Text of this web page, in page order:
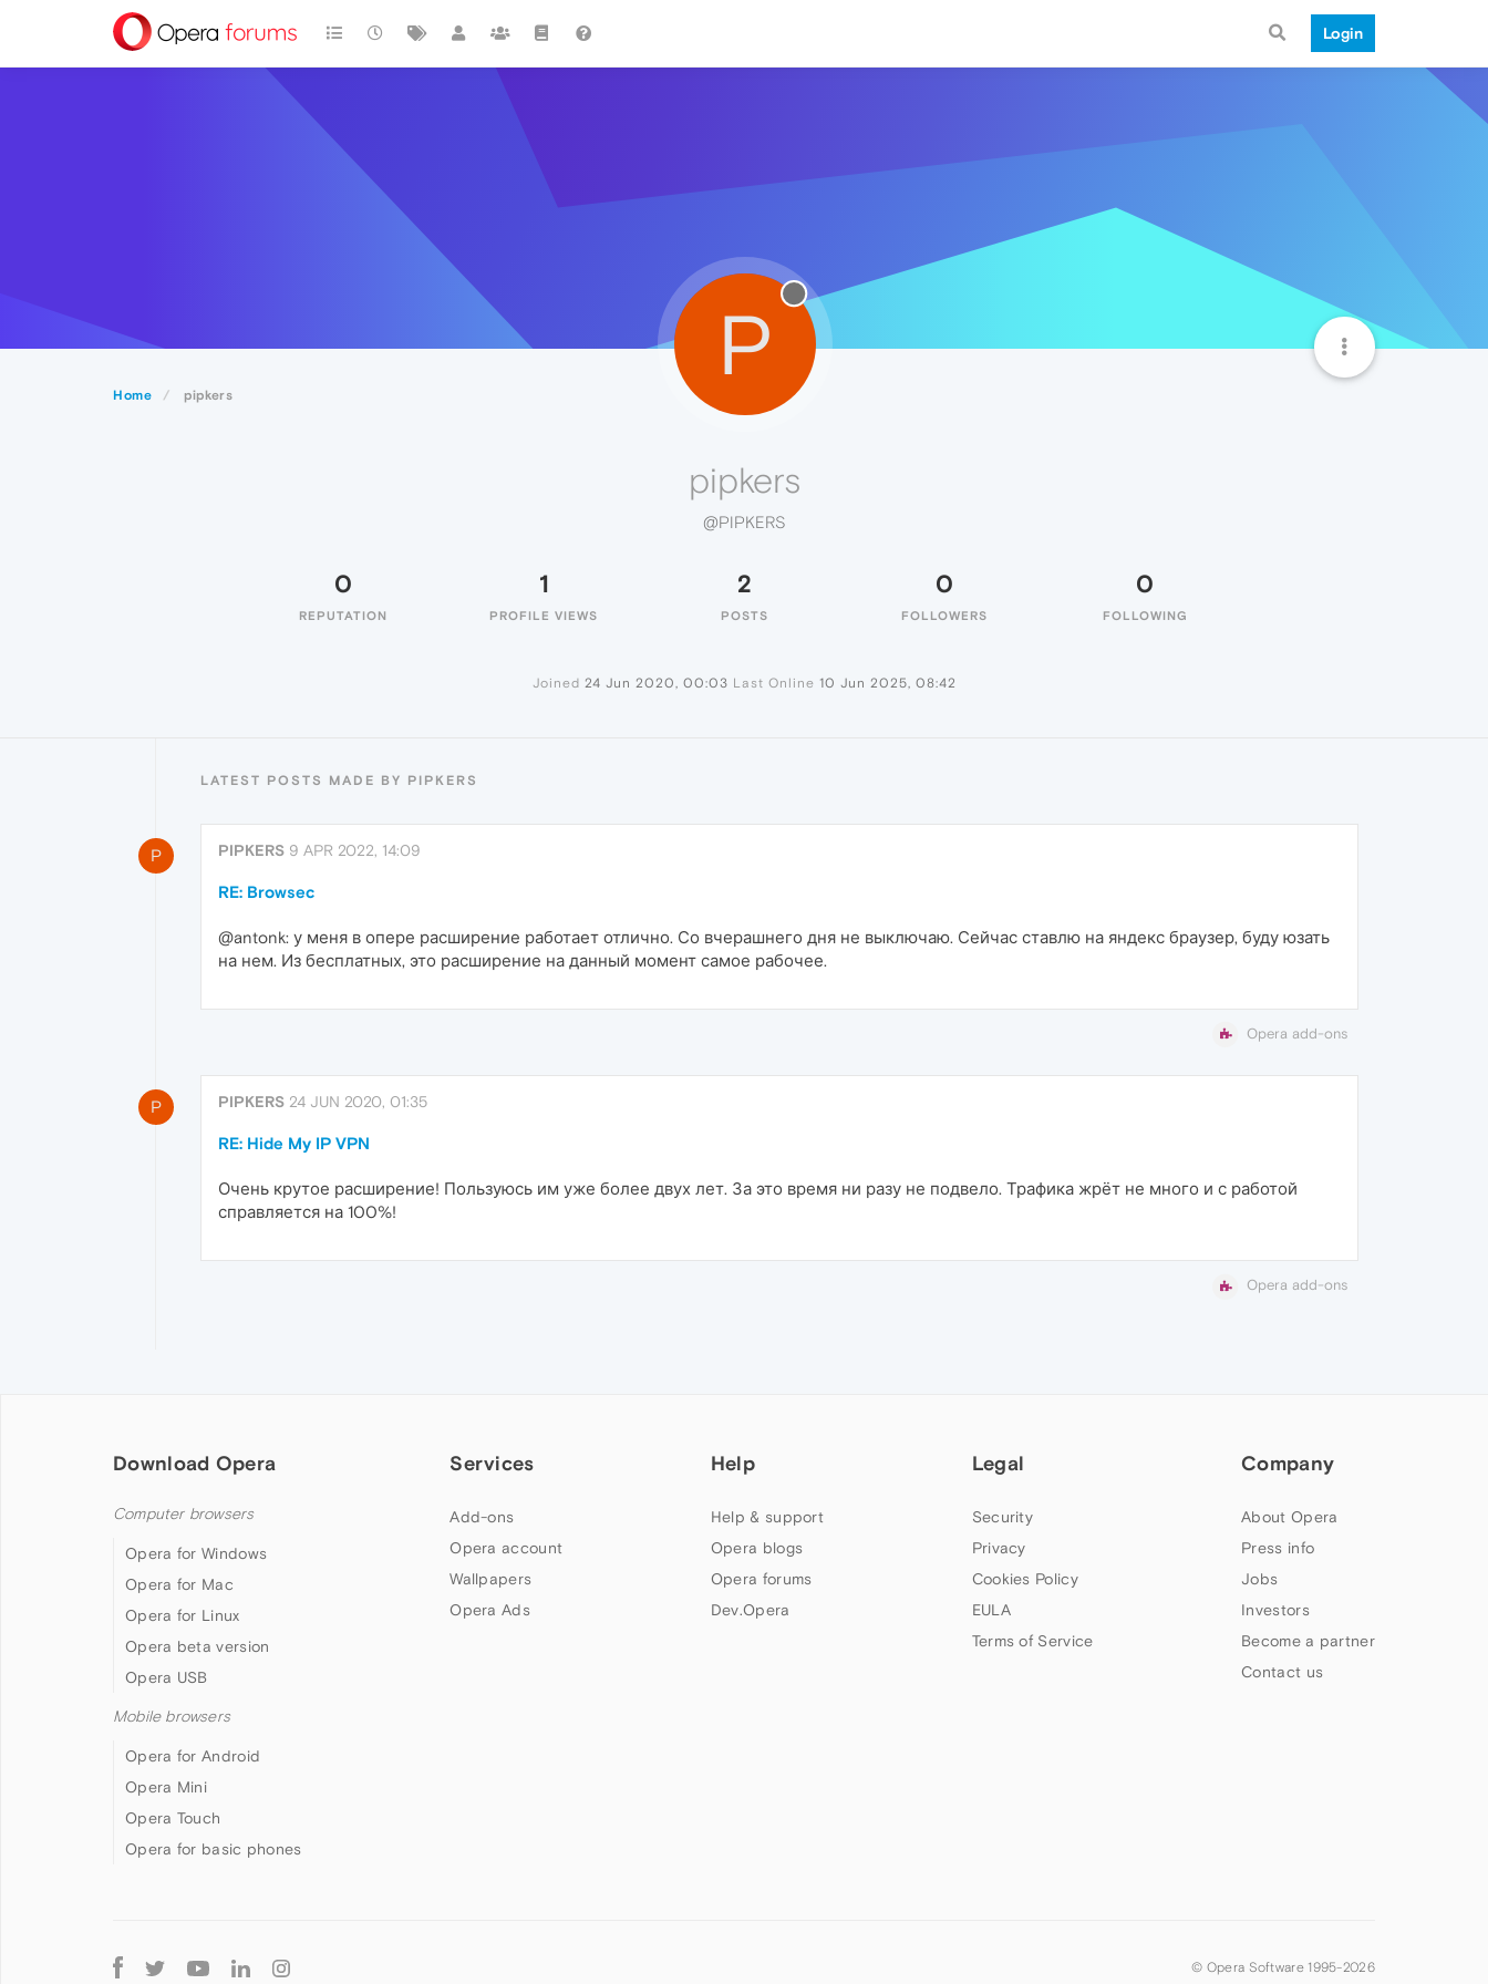
Login
Home pipkers
P
pipkers
@PIPKERS
0
REPUTATION
1
PROFILE VIEWS
2
POSTS
0
FOLLOWERS
0
FOLLOWING
Joined 24 Jun 2020, 00:03 Last Online 10 Jun 2025, 08:42
LATEST POSTS MADE BY PIPKERS
P PIPKERS 9 APR 2022, 14:09
RE: Browsec
@antonk: у меня в опере расширение работает отлично. Со вчерашнего дня не выключаю. Сейчас ставлю на яндекс браузер, буду юзать
на нем. Из бесплатных, это расширение на данный момент самое рабочее.
Opera add-ons
P PIPKERS 24 JUN 2020, 01:35
RE: Hide My IP VPN
Очень крутое расширение! Пользуюсь им уже более двух лет. За это время ни разу не подвело. Трафика жрёт не много и с работой
справляется на 100%!
Opera add-ons
Download Opera
Computer browsers
Opera for Windows
Opera for Mac
Opera for Linux
Opera beta version
Opera USB
Mobile browsers
Opera for Android
Opera Mini
Opera Touch
Opera for basic phones
Services
Add-ons
Opera account
Wallpapers
Opera Ads
Help
Help & support
Opera blogs
Opera forums
Dev.Opera
Legal
Security
Privacy
Cookies Policy
EULA
Terms of Service
Company
About Opera
Press info
Jobs
Investors
Become a partner
Contact us
Follow
© Opera Software 1995-2026